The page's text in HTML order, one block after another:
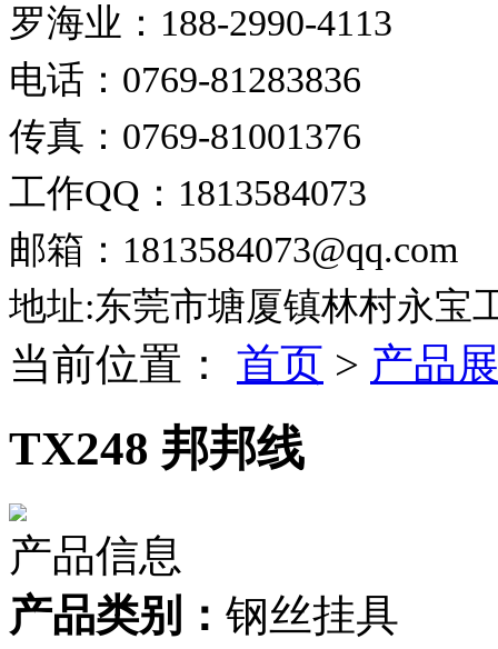
罗海业：188-2990-4113
电话：0769-81283836
传真：0769-81001376
工作QQ：1813584073
邮箱：1813584073@qq.com
地址:东莞市塘厦镇林村永宝
当前位置： 首页 > 产品
TX248 邦邦线
产品信息
产品类别： 钢丝挂具